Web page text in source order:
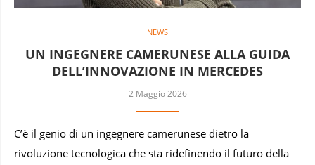
NEWS
UN INGEGNERE CAMERUNESE ALLA GUIDA
DELL’INNOVAZIONE IN MERCEDES
2 Maggio 2026
C’è il genio di un ingegnere camerunese dietro la
rivoluzione tecnologica che sta ridefinendo il futuro della